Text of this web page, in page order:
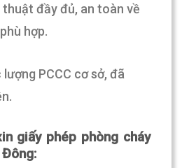
đầy đủ, an toàn về
hợp.
PCCC cơ sở, đã
giấy phép phòng cháy